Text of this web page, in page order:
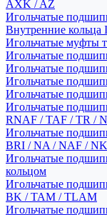
AXK / AZ
Игольчатые
Внутренние кольца
Игольчатые муфты
Игольчатые
Игольчатые
Игольчатые
Игольчатые
Игольчатые
RNAF / TAF / TR /
Игольчатые
BRI / NA / NAF /
Игольчатые
кольцом
Игольчатые
BK / TAM / TLAM
Игольчатые